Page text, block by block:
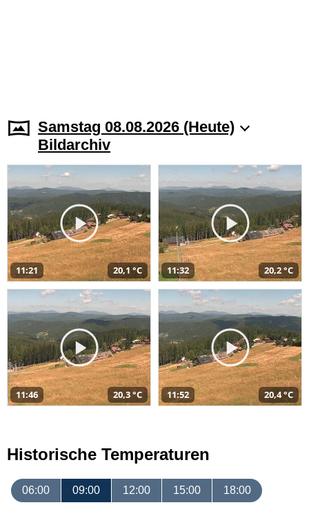
Samstag 08.08.2026 (Heute)
Bildarchiv
11:21 20,1 °C 11:32 20,2 °C
11:46 20,3 °C 11:52 20,4 °C
Historische Temperaturen
06:00 09:00 12:00 15:00 18:00